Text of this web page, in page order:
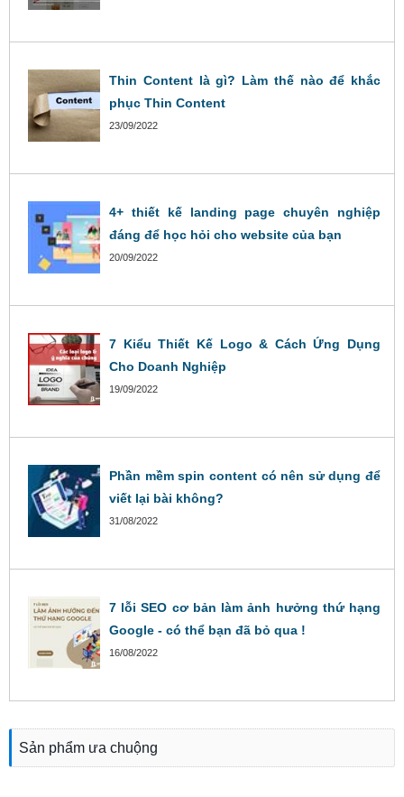
Thin Content là gì? Làm thế nào để khắc
phục Thin Content
23/09/2022
4+ thiết kế landing page chuyên nghiệp
đáng để học hỏi cho website của bạn
20/09/2022
7 Kiểu Thiết Kế Logo & Cách Ứng Dụng
Cho Doanh Nghiệp
19/09/2022
Phần mềm spin content có nên sử dụng để
viết lại bài không?
31/08/2022
7 lỗi SEO cơ bản làm ảnh hưởng thứ hạng
Google - có thể bạn đã bỏ qua !
16/08/2022
Sản phẩm ưa chuộng